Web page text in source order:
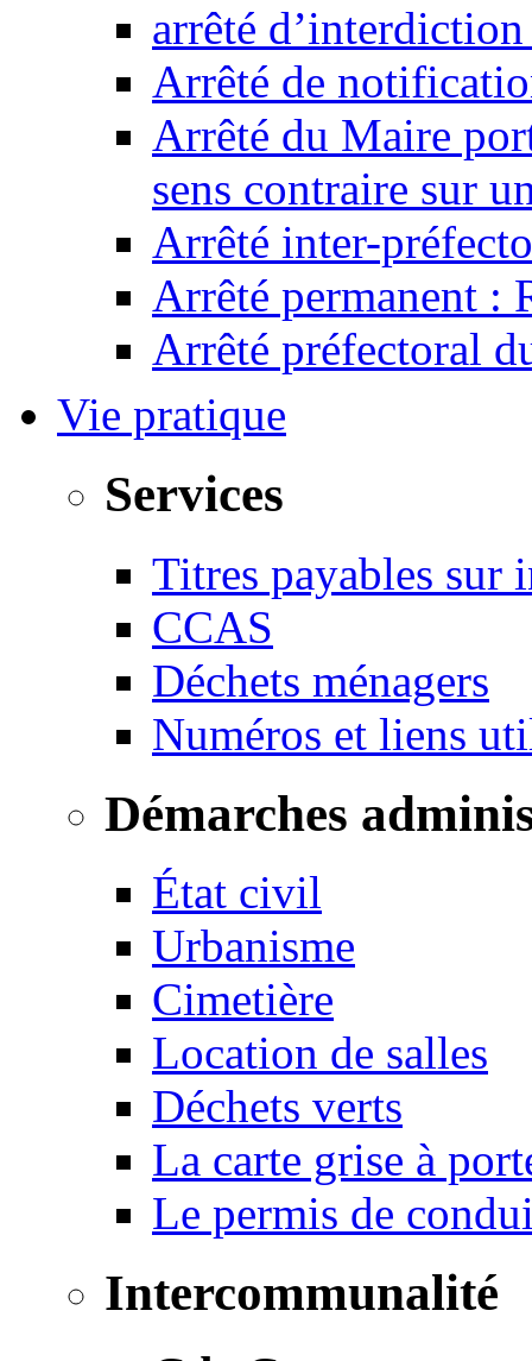
arrêté
Arrêté de
Arrêté du Maire
sens contraire sur
Arrêté inter-
Arrêté permanent :
Arrêté préfectoral
Vie pratique
Services
Titres payables sur
CCAS
Déchets ménagers
Numéros et liens
Démarches
État civil
Urbanisme
Cimetière
Location de salles
Déchets verts
La carte grise à
Le permis de
Intercommunalité